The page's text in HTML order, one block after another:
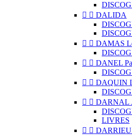
  DALIDA
  DAMAS
  DANEL
  DAQUIN
  DARNAL
LIVRES
 